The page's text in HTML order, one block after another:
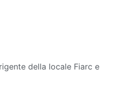
della locale Fiarc e